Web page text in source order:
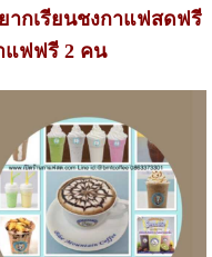
ากเรียนชงกาแฟสดฟรี
แฟฟรี 2 คน